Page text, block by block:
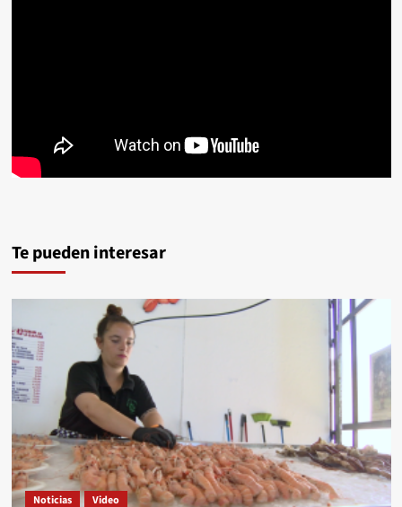
Te pueden interesar
Noticias Video